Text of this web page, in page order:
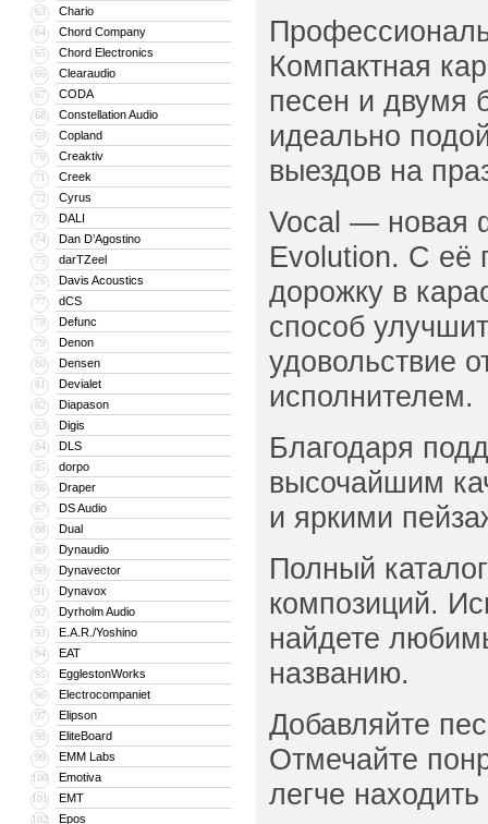
63 Chario
64 Chord Company
65 Chord Electronics
66 Clearaudio
67 CODA
68 Constellation Audio
69 Copland
70 Creaktiv
71 Creek
72 Cyrus
73 DALI
74 Dan D’Agostino
75 darTZeel
76 Davis Acoustics
77 dCS
78 Defunc
79 Denon
80 Densen
81 Devialet
82 Diapason
83 Digis
84 DLS
85 dorpo
86 Draper
87 DS Audio
88 Dual
89 Dynaudio
90 Dynavector
91 Dynavox
92 Dyrholm Audio
93 E.A.R./Yoshino
94 EAT
95 EgglestonWorks
96 Electrocompaniet
97 Elipson
98 EliteBoard
99 EMM Labs
100 Emotiva
101 EMT
102 Epos
Компактная
песен и двумя
идеально
выездов на
Vocal — новая
Evolution. С её
дорожку в
способ
удовольствие
исполнителем.
Благодаря
высочайшим
и яркими
Полный
композиций.
найдете
названию.
Добавляйте
Отмечайте
легче